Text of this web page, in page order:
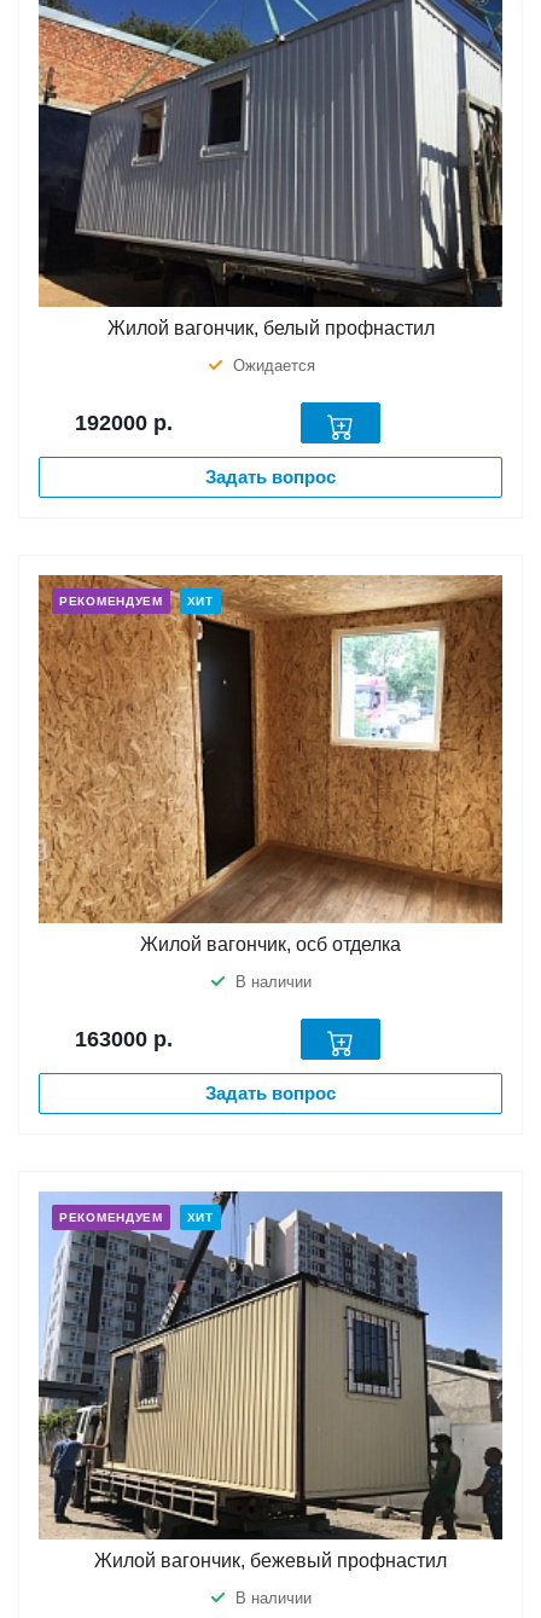
Жилой вагончик, белый профнастил
Ожидается
192000 р.
Задать вопрос
РЕКОМЕНДУЕМ ХИТ
Жилой вагончик, осб отделка
В наличии
163000 р.
Задать вопрос
РЕКОМЕНДУЕМ ХИТ
Жилой вагончик, бежевый профнастил
В наличии